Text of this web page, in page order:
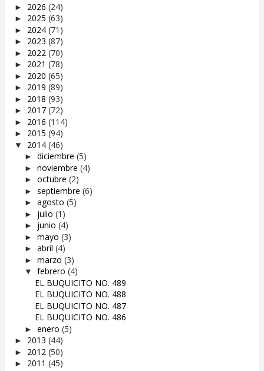
► 2026 (24)
► 2025 (63)
► 2024 (71)
► 2023 (87)
► 2022 (70)
► 2021 (78)
► 2020 (65)
► 2019 (89)
► 2018 (93)
► 2017 (72)
► 2016 (114)
► 2015 (94)
▼ 2014 (46)
► diciembre (5)
► noviembre (4)
► octubre (2)
► septiembre (6)
► agosto (5)
► julio (1)
► junio (4)
► mayo (3)
► abril (4)
► marzo (3)
▼ febrero (4)
EL BUQUICITO NO. 489
EL BUQUICITO NO. 488
EL BUQUICITO NO. 487
EL BUQUICITO NO. 486
► enero (5)
► 2013 (44)
► 2012 (50)
► 2011 (45)